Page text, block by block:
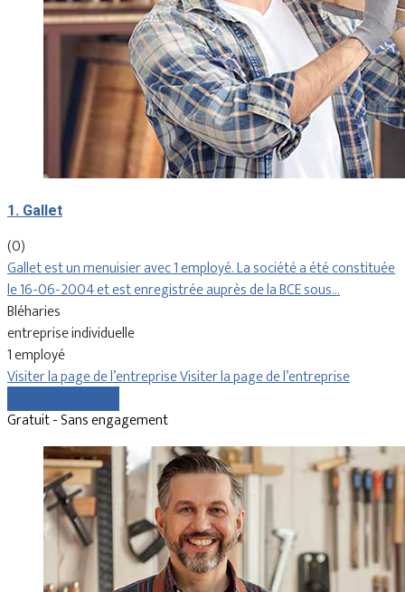
1. Gallet
(0)
Gallet est un menuisier avec 1 employé. La société a été constituée
le 16-06-2004 et est enregistrée auprès de la BCE sous…
Bléharies
entreprise individuelle
1 employé
Visiter la page de l’entrepriseVisiter la page de l’entreprise
Gratuit - Sans engagement